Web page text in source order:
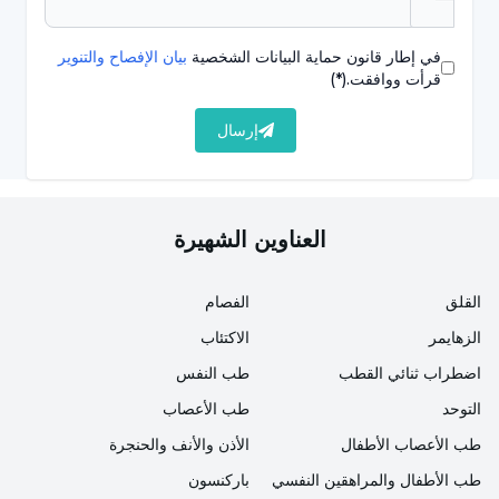
حكة في الأنف والعينين
ضغط في الجيوب الأنفية وألم في منطقة الوجه
تورم وتغير اللون تحت العينين
اضطراب النوم
حكة في الحنك والحنجرة
في إطار قانون حماية البيانات الشخصية بيان الإفصاح والتنوير
قرأت ووافقت.(*)
إرسال
العناوين الشهيرة
القلق
الزهايمر
اضطراب ثنائي القطب
التوحد
طب الأعصاب الأطفال
الفصام
الاكتئاب
طب النفس
طب الأعصاب
الأذن والأنف والحنجرة
طب الأطفال والمراهقين النفسي
باركنسون